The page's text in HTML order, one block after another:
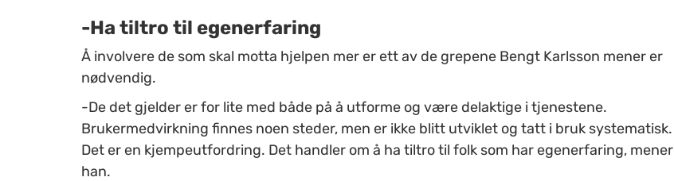
-Ha tiltro til egenerfaring
Å involvere de som skal motta hjelpen mer er ett av de grepene Bengt Karlsson mener er
nødvendig.
-De det gjelder er for lite med både på å utforme og være delaktige i tjenestene.
Brukermedvirkning finnes noen steder, men er ikke blitt utviklet og tatt i bruk systematisk.
Det er en kjempeutfordring. Det handler om å ha tiltro til folk som har egenerfaring, mener
han.